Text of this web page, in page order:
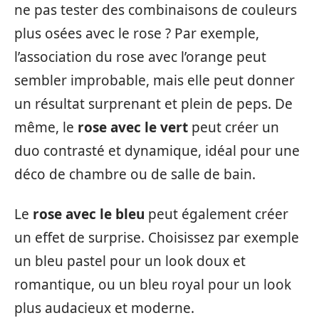
ne pas tester des combinaisons de couleurs
plus osées avec le rose ? Par exemple,
l’association du rose avec l’orange peut
sembler improbable, mais elle peut donner
un résultat surprenant et plein de peps. De
même, le rose avec le vert peut créer un
duo contrasté et dynamique, idéal pour une
déco de chambre ou de salle de bain.
Le rose avec le bleu peut également créer
un effet de surprise. Choisissez par exemple
un bleu pastel pour un look doux et
romantique, ou un bleu royal pour un look
plus audacieux et moderne.